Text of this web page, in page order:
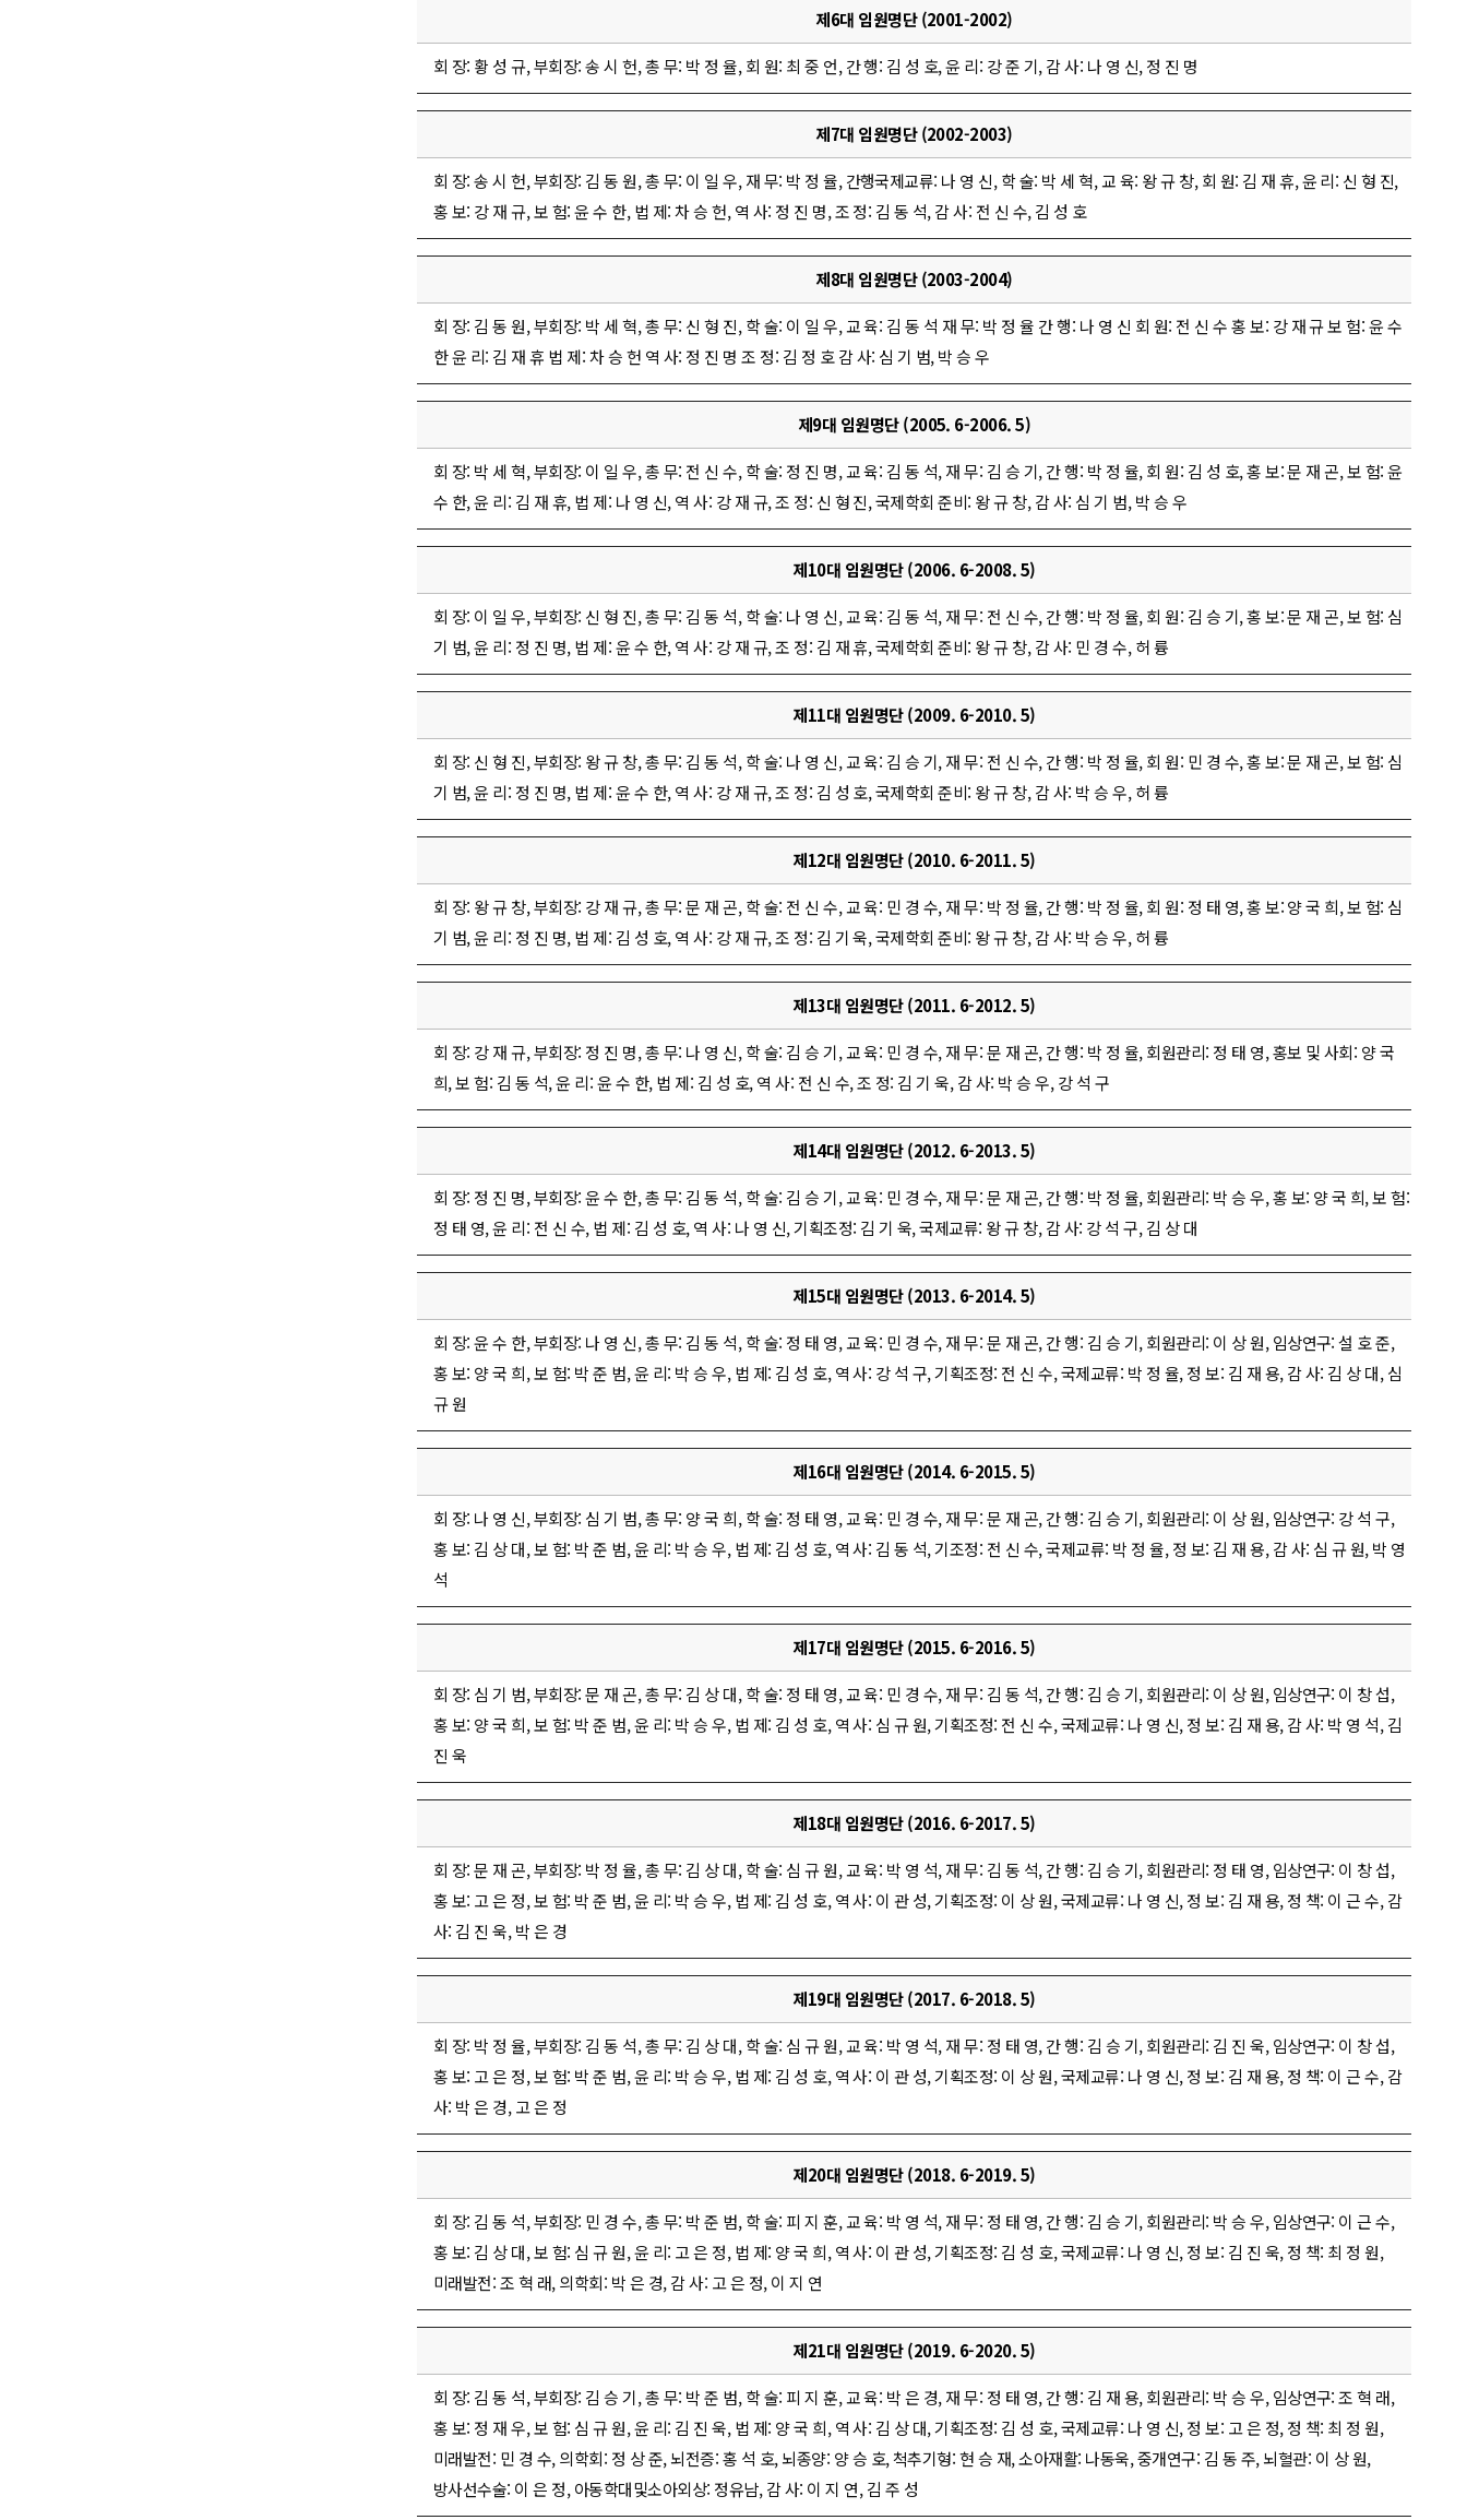
제6대 임원명단 (2001-2002)
회 장: 황 성 규, 부회장: 송 시 헌, 총 무: 박 정 율, 회 원: 최 중 언, 간 행: 김 성 호, 윤 리: 강 준 기, 감 사: 나 영 신, 정 진 명
제7대 임원명단 (2002-2003)
회 장: 송 시 헌, 부회장: 김 동 원, 총 무: 이 일 우, 재 무: 박 정 율, 간행국제교류: 나 영 신, 학 술: 박 세 혁, 교 육: 왕 규 창, 회 원: 김 재 휴, 윤 리: 신 형 진,
홍 보: 강 재 규, 보 험: 윤 수 한, 법 제: 차 승 헌, 역 사: 정 진 명, 조 정: 김 동 석, 감 사: 전 신 수, 김 성 호
제8대 임원명단 (2003-2004)
회 장: 김 동 원, 부회장: 박 세 혁, 총 무: 신 형 진, 학 술: 이 일 우, 교 육: 김 동 석 재 무: 박 정 율 간 행: 나 영 신 회 원: 전 신 수 홍 보: 강 재 규 보 험: 윤 수
한 윤 리: 김 재 휴 법 제: 차 승 헌 역 사: 정 진 명 조 정: 김 정 호 감 사: 심 기 범, 박 승 우
제9대 임원명단 (2005. 6-2006. 5)
회 장: 박 세 혁, 부회장: 이 일 우, 총 무: 전 신 수, 학 술: 정 진 명, 교 육: 김 동 석, 재 무: 김 승 기, 간 행: 박 정 율, 회 원: 김 성 호, 홍 보: 문 재 곤, 보 험: 윤
수 한, 윤 리: 김 재 휴, 법 제: 나 영 신, 역 사: 강 재 규, 조 정: 신 형 진, 국제학회 준비: 왕 규 창, 감 사: 심 기 범, 박 승 우
제10대 임원명단 (2006. 6-2008. 5)
회 장: 이 일 우, 부회장: 신 형 진, 총 무: 김 동 석, 학 술: 나 영 신, 교 육: 김 동 석, 재 무: 전 신 수, 간 행: 박 정 율, 회 원: 김 승 기, 홍 보: 문 재 곤, 보 험: 심
기 범, 윤 리: 정 진 명, 법 제: 윤 수 한, 역 사: 강 재 규, 조 정: 김 재 휴, 국제학회 준비: 왕 규 창, 감 사: 민 경 수, 허 륭
제11대 임원명단 (2009. 6-2010. 5)
회 장: 신 형 진, 부회장: 왕 규 창, 총 무: 김 동 석, 학 술: 나 영 신, 교 육: 김 승 기, 재 무: 전 신 수, 간 행: 박 정 율, 회 원: 민 경 수, 홍 보: 문 재 곤, 보 험: 심
기 범, 윤 리: 정 진 명, 법 제: 윤 수 한, 역 사: 강 재 규, 조 정: 김 성 호, 국제학회 준비: 왕 규 창, 감 사: 박 승 우, 허 륭
제12대 임원명단 (2010. 6-2011. 5)
회 장: 왕 규 창, 부회장: 강 재 규, 총 무: 문 재 곤, 학 술: 전 신 수, 교 육: 민 경 수, 재 무: 박 정 율, 간 행: 박 정 율, 회 원: 정 태 영, 홍 보: 양 국 희, 보 험: 심
기 범, 윤 리: 정 진 명, 법 제: 김 성 호, 역 사: 강 재 규, 조 정: 김 기 욱, 국제학회 준비: 왕 규 창, 감 사: 박 승 우, 허 륭
제13대 임원명단 (2011. 6-2012. 5)
회 장: 강 재 규, 부회장: 정 진 명, 총 무: 나 영 신, 학 술: 김 승 기, 교 육: 민 경 수, 재 무: 문 재 곤, 간 행: 박 정 율, 회원관리: 정 태 영, 홍보 및 사회: 양 국
희, 보 험: 김 동 석, 윤 리: 윤 수 한, 법 제: 김 성 호, 역 사: 전 신 수, 조 정: 김 기 욱, 감 사: 박 승 우, 강 석 구
제14대 임원명단 (2012. 6-2013. 5)
회 장: 정 진 명, 부회장: 윤 수 한, 총 무: 김 동 석, 학 술: 김 승 기, 교 육: 민 경 수, 재 무: 문 재 곤, 간 행: 박 정 율, 회원관리: 박 승 우, 홍 보: 양 국 희, 보 험:
정 태 영, 윤 리: 전 신 수, 법 제: 김 성 호, 역 사: 나 영 신, 기획조정: 김 기 욱, 국제교류: 왕 규 창, 감 사: 강 석 구, 김 상 대
제15대 임원명단 (2013. 6-2014. 5)
회 장: 윤 수 한, 부회장: 나 영 신, 총 무: 김 동 석, 학 술: 정 태 영, 교 육: 민 경 수, 재 무: 문 재 곤, 간 행: 김 승 기, 회원관리: 이 상 원, 임상연구: 설 호 준,
홍 보: 양 국 희, 보 험: 박 준 범, 윤 리: 박 승 우, 법 제: 김 성 호, 역 사: 강 석 구, 기획조정: 전 신 수, 국제교류: 박 정 율, 정 보: 김 재 용, 감 사: 김 상 대, 심
규 원
제16대 임원명단 (2014. 6-2015. 5)
회 장: 나 영 신, 부회장: 심 기 범, 총 무: 양 국 희, 학 술: 정 태 영, 교 육: 민 경 수, 재 무: 문 재 곤, 간 행: 김 승 기, 회원관리: 이 상 원, 임상연구: 강 석 구,
홍 보: 김 상 대, 보 험: 박 준 범, 윤 리: 박 승 우, 법 제: 김 성 호, 역 사: 김 동 석, 기조정: 전 신 수, 국제교류: 박 정 율, 정 보: 김 재 용, 감 사: 심 규 원, 박 영
석
제17대 임원명단 (2015. 6-2016. 5)
회 장: 심 기 범, 부회장: 문 재 곤, 총 무: 김 상 대, 학 술: 정 태 영, 교 육: 민 경 수, 재 무: 김 동 석, 간 행: 김 승 기, 회원관리: 이 상 원, 임상연구: 이 창 섭,
홍 보: 양 국 희, 보 험: 박 준 범, 윤 리: 박 승 우, 법 제: 김 성 호, 역 사: 심 규 원, 기획조정: 전 신 수, 국제교류: 나 영 신, 정 보: 김 재 용, 감 사: 박 영 석, 김
진 욱
제18대 임원명단 (2016. 6-2017. 5)
회 장: 문 재 곤, 부회장: 박 정 율, 총 무: 김 상 대, 학 술: 심 규 원, 교 육: 박 영 석, 재 무: 김 동 석, 간 행: 김 승 기, 회원관리: 정 태 영, 임상연구: 이 창 섭,
홍 보: 고 은 정, 보 험: 박 준 범, 윤 리: 박 승 우, 법 제: 김 성 호, 역 사: 이 관 성, 기획조정: 이 상 원, 국제교류: 나 영 신, 정 보: 김 재 용, 정 책: 이 근 수, 감
사: 김 진 욱, 박 은 경
제19대 임원명단 (2017. 6-2018. 5)
회 장: 박 정 율, 부회장: 김 동 석, 총 무: 김 상 대, 학 술: 심 규 원, 교 육: 박 영 석, 재 무: 정 태 영, 간 행: 김 승 기, 회원관리: 김 진 욱, 임상연구: 이 창 섭,
홍 보: 고 은 정, 보 험: 박 준 범, 윤 리: 박 승 우, 법 제: 김 성 호, 역 사: 이 관 성, 기획조정: 이 상 원, 국제교류: 나 영 신, 정 보: 김 재 용, 정 책: 이 근 수, 감
사: 박 은 경, 고 은 정
제20대 임원명단 (2018. 6-2019. 5)
회 장: 김 동 석, 부회장: 민 경 수, 총 무: 박 준 범, 학 술: 피 지 훈, 교 육: 박 영 석, 재 무: 정 태 영, 간 행: 김 승 기, 회원관리: 박 승 우, 임상연구: 이 근 수,
홍 보: 김 상 대, 보 험: 심 규 원, 윤 리: 고 은 정, 법 제: 양 국 희, 역 사: 이 관 성, 기획조정: 김 성 호, 국제교류: 나 영 신, 정 보: 김 진 욱, 정 책: 최 정 원,
미래발전: 조 혁 래, 의학회: 박 은 경, 감 사: 고 은 정, 이 지 연
제21대 임원명단 (2019. 6-2020. 5)
회 장: 김 동 석, 부회장: 김 승 기, 총 무: 박 준 범, 학 술: 피 지 훈, 교 육: 박 은 경, 재 무: 정 태 영, 간 행: 김 재 용, 회원관리: 박 승 우, 임상연구: 조 혁 래,
홍 보: 정 재 우, 보 험: 심 규 원, 윤 리: 김 진 욱, 법 제: 양 국 희, 역 사: 김 상 대, 기획조정: 김 성 호, 국제교류: 나 영 신, 정 보: 고 은 정, 정 책: 최 정 원,
미래발전: 민 경 수, 의학회: 정 상 준, 뇌전증: 홍 석 호, 뇌종양: 양 승 호, 척추기형: 현 승 재, 소아재활: 나동욱, 중개연구: 김 동 주, 뇌혈관: 이 상 원,
방사선수술: 이 은 정, 아동학대및소아외상: 정유남, 감 사: 이 지 연, 김 주 성